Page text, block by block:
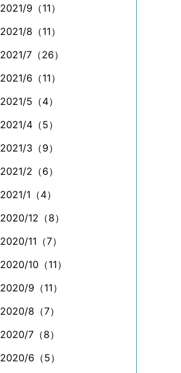
2021/9（11）
2021/8（11）
2021/7（26）
2021/6（11）
2021/5（4）
2021/4（5）
2021/3（9）
2021/2（6）
2021/1（4）
2020/12（8）
2020/11（7）
2020/10（11）
2020/9（11）
2020/8（7）
2020/7（8）
2020/6（5）